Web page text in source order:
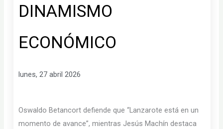
DINAMISMO
ECONÓMICO
lunes, 27 abril 2026
Oswaldo Betancort defiende que “Lanzarote está en un
momento de avance”, mientras Jesús Machín destaca